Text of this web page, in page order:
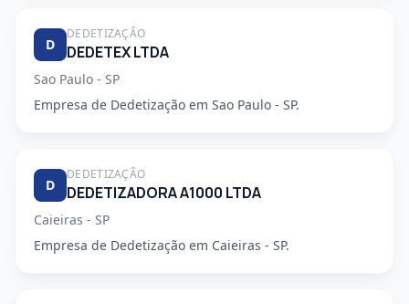
D
DEDETIZAÇÃO
DEDETEX LTDA
Sao Paulo - SP
Empresa de Dedetização em Sao Paulo - SP.
D
DEDETIZAÇÃO
DEDETIZADORA A1000 LTDA
Caieiras - SP
Empresa de Dedetização em Caieiras - SP.